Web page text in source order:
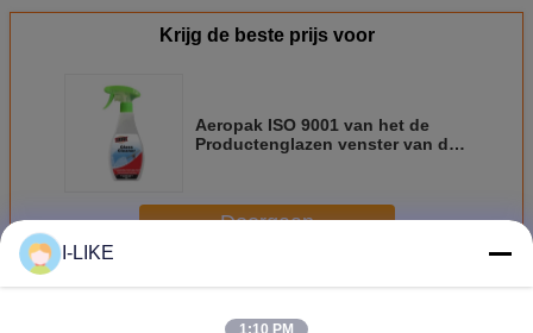
Krijg de beste prijs voor
Aeropak ISO 9001 van het de
Productenglazen venster van de
Doorgaan
MeerDe Producten van de huishoudenzorg
I-LIKE
1:10 PM